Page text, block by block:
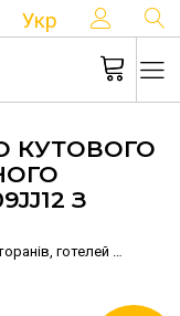
Укр
КУТОВОГО
З
готелей